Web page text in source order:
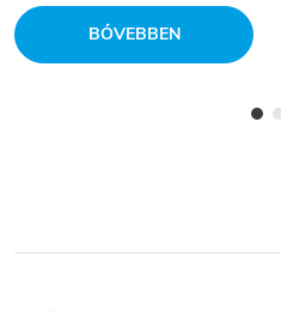
BŐVEBBEN